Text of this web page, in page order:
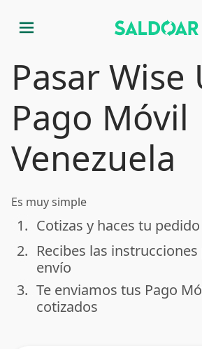
menu
Pasar Wise
Pago Móvil
Venezuela
Es muy simple
done
1. Cotizas y haces tu pedido
done
2. Recibes las
envío
done
3. Te enviamos tus Pago
cotizados